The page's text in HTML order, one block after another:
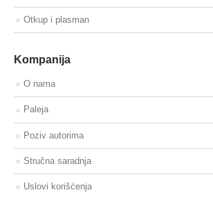
Otkup i plasman
Kompanija
O nama
Paleja
Poziv autorima
Stručna saradnja
Uslovi korišćenja